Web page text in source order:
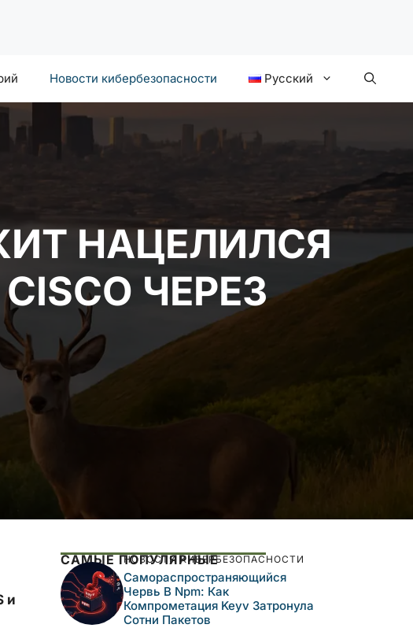
Новости кибербезопасности Русский
НАЦЕЛИЛСЯ
ЧЕРЕЗ
и
САМЫЕ ПОПУЛЯРНЫЕ
НОВОСТИ КИБЕРБЕЗОПАСНОСТИ
Самораспространяющийся
Червь В Npm: Как
Компрометация Keyv Затронула
Сотни Пакетов